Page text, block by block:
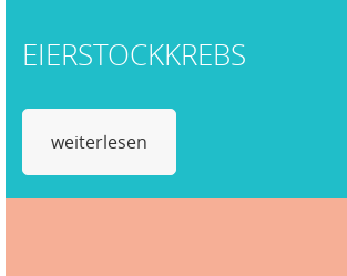
EIERSTOCKKREBS
weiterlesen